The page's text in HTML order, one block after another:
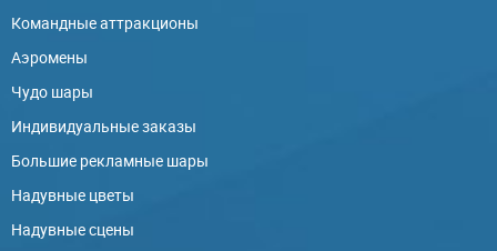
Командные аттракционы
Аэромены
Чудо шары
Индивидуальные заказы
Большие рекламные шары
Надувные цветы
Надувные сцены